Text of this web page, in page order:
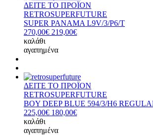
ΔΕΙΤΕ ΤΟ ΠΡΟΪΟΝ
RETROSUPERFUTURE
SUPER PANAMA L9V/3/P6/T
270,00€ 219,00€
καλάθι
αγαπημένα
ΔΕΙΤΕ ΤΟ ΠΡΟΪΟΝ
RETROSUPERFUTURE
BOY DEEP BLUE 594/3/H6
225,00€ 180,00€
καλάθι
αγαπημένα